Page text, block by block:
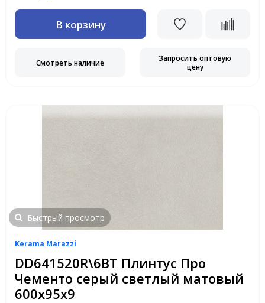
В корзину
Смотреть наличие
Запросить оптовую
цену
Быстрый просмотр
Kerama Marazzi
DD641520R\6BT Плинтус Про
Чементо серый светлый матовый
600х95х9